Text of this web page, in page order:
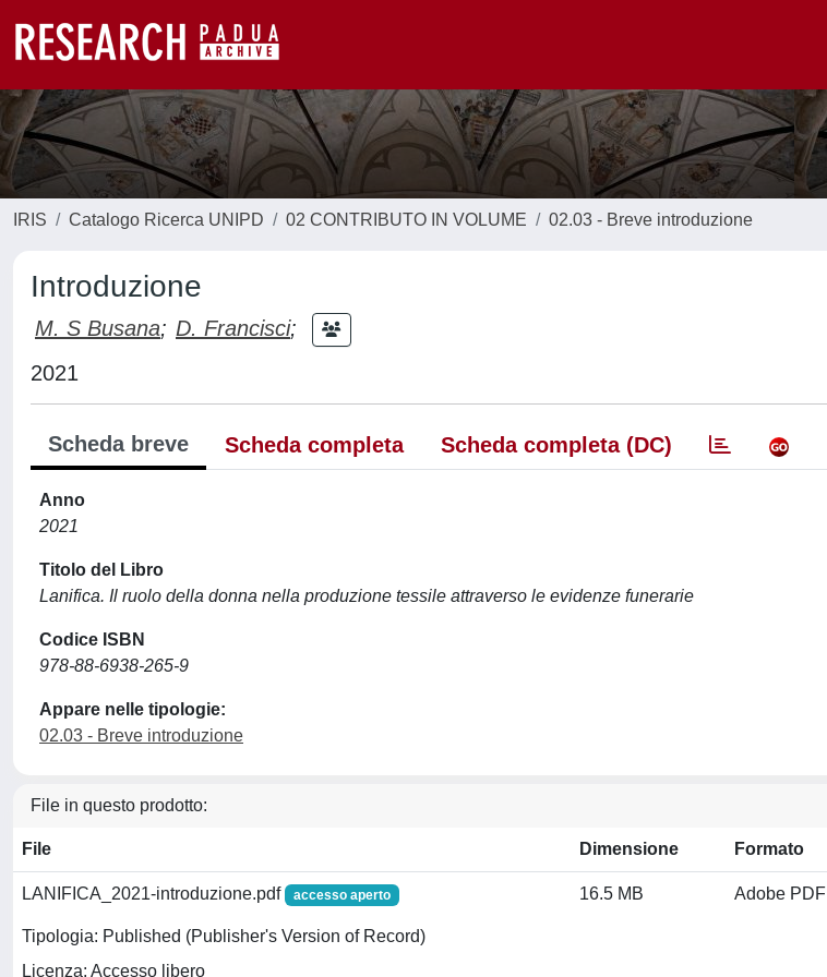
IRIS Catalogo Ricerca UNIPD 02 CONTRIBUTO IN VOLUME 02.03 - Breve introduzione
Introduzione
M. S Busana; D. Francisci;
2021
Scheda breve Scheda completa Scheda completa (DC)
Anno
2021
Titolo del Libro
Lanifica. Il ruolo della donna nella produzione tessile attraverso le evidenze funerarie
Codice ISBN
978-88-6938-265-9
Appare nelle tipologie:
02.03 - Breve introduzione
File in questo prodotto:
File Dimensione Formato
LANIFICA_2021-introduzione.pdf accesso aperto
Tipologia: Published (Publisher's Version of Record)
Licenza: Accesso libero
16.5 MB Adobe PDF